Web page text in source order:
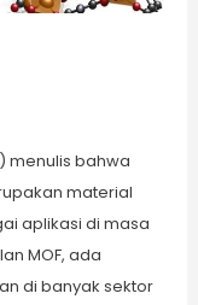
menulis bahwa
material
aplikasi di masa
MOF, ada
di banyak sektor